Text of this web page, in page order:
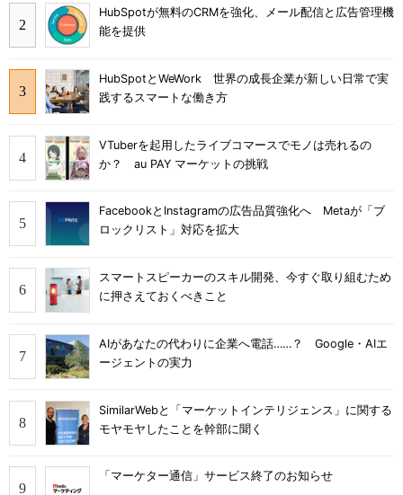
HubSpotが無料のCRMを強化、メール配信と広告管理機
能を提供
HubSpotとWeWork 世界の成長企業が新しい日常で実
践するスマートな働き方
VTuberを起用したライブコマースでモノは売れるの
か？ au PAY マーケットの挑戦
FacebookとInstagramの広告品質強化へ Metaが「ブ
ロックリスト」対応を拡大
スマートスピーカーのスキル開発、今すぐ取り組むため
に押さえておくべきこと
AIがあなたの代わりに企業へ電話……？ Google・AIエ
ージェントの実力
SimilarWebと「マーケットインテリジェンス」に関する
モヤモヤしたことを幹部に聞く
「マーケター通信」サービス終了のお知らせ